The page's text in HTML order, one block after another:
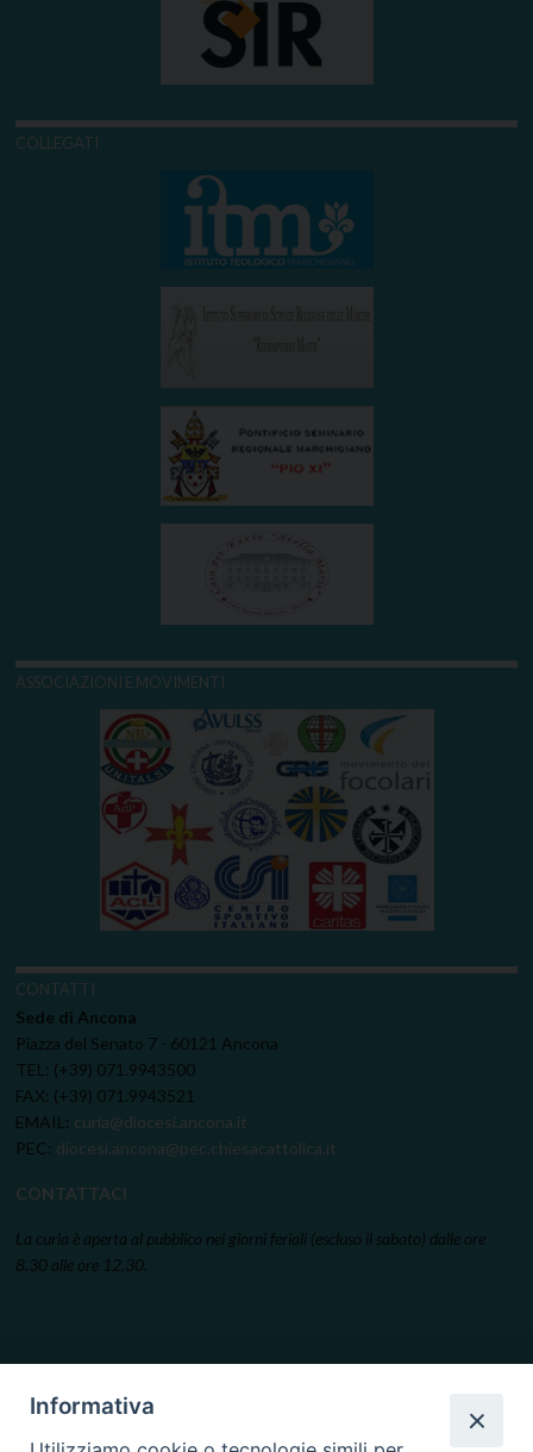
COLLEGATI
ASSOCIAZIONI E MOVIMENTI
CONTATTI
Sede di Ancona
Piazza del Senato 7 - 60121 Ancona
TEL: (+39) 071.9943500
FAX: (+39) 071.9943521
EMAIL: curia@diocesi.ancona.it
PEC: diocesi.ancona@pec.chiesacattolica.it
CONTATTACI
La curia è aperta al pubblico nei giorni feriali (escluso il sabato) dalle ore
8.30 alle ore 12.30.
Informativa